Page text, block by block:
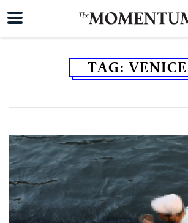
TAG:VENICE